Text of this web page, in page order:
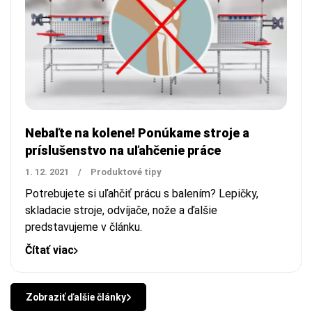
Nebaľte na kolene! Ponúkame stroje a
príslušenstvo na uľahčenie práce
1. 12. 2021 / Produktové tipy
Potrebujete si uľahčiť prácu s balením? Lepičky,
skladacie stroje, odvíjače, nože a ďalšie
predstavujeme v článku.
Čítať viac
Zobraziť ďalšie články